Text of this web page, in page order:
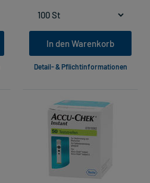
In den Warenkorb
Detail- & Pflichtinformationen